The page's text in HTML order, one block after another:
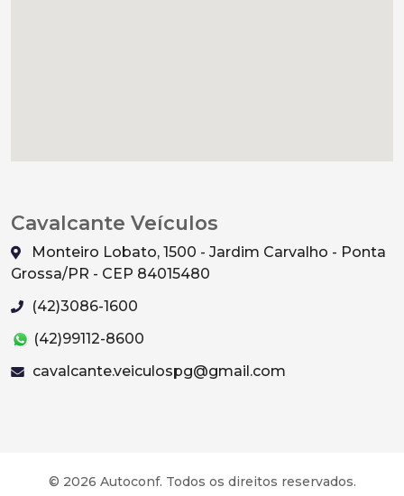
Cavalcante Veículos
Monteiro Lobato, 1500 - Jardim Carvalho - Ponta
Grossa/PR - CEP 84015480
(42)3086-1600
(42)99112-8600
cavalcante.veiculospg@gmail.com
© 2026 Autoconf. Todos os direitos reservados.